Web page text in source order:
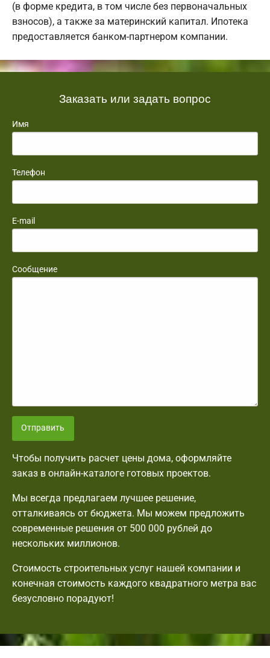
(в форме кредита, в том числе без первоначальных
взносов), а также за материнский капитал. Ипотека
предоставляется банком-партнером компании.
Заказать или задать вопрос
Имя
Телефон
E-mail
Сообщение
Отправить
Чтобы получить расчет цены дома, оформляйте
заказ в онлайн-каталоге готовых проектов.
Мы всегда предлагаем лучшее решение,
отталкиваясь от бюджета. Мы можем предложить
современные решения от 500 000 рублей до
нескольких миллионов.
Стоимость строительных услуг нашей компании и
конечная стоимость каждого квадратного метра вас
безусловно порадуют!